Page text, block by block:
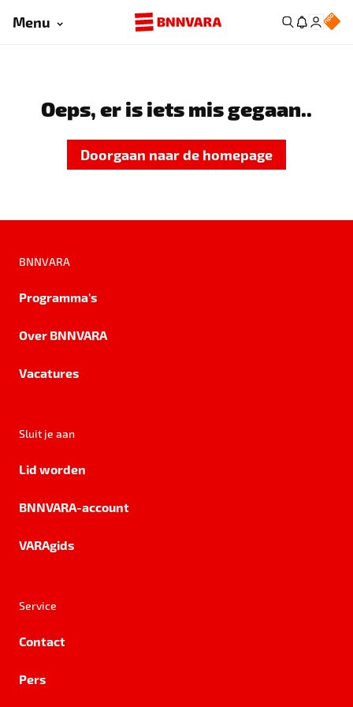
Menu
Oeps, er is iets mis gegaan..
Doorgaan naar de homepage
BNNVARA
Programma's
Over BNNVARA
Vacatures
Sluit je aan
Lid worden
BNNVARA-account
VARAgids
Service
Contact
Pers